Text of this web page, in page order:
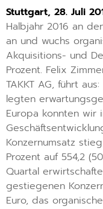
Stuttgart, 28. Juli
Halbjahr 2016 an
an und wuchs
Akquisitions- und
Prozent. Felix
TAKKT AG, führt
legten
Europa konnten wir
Konzernumsatz
Prozent auf 554,2
Quartal
gestiegenen
Euro, das